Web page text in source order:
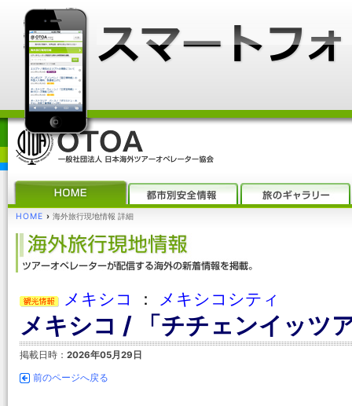
HOME › 海外旅行現地情報 詳細
メキシコ ： メキシコシティ
メキシコ / 「チチェンイッツ
掲載日時： 2026年05月29日
前のページへ戻る